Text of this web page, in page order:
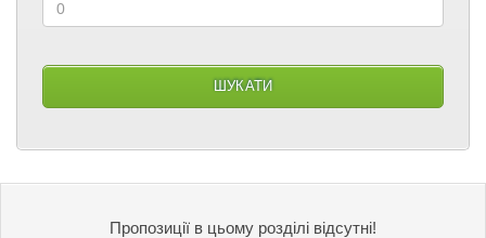
Пропозиції в цьому розділі відсутні!